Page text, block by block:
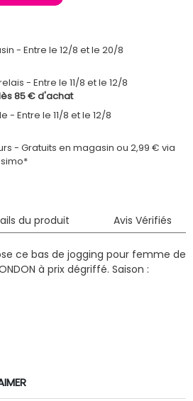
Entre le 12/8 et le 20/8
Entre le 11/8 et le 12/8
85 € d'achat
Entre le 11/8 et le 12/8
- Gratuits en magasin ou 2,99 € via
du produit Avis Vérifiés
ce bas de jogging pour femme de
à prix dégriffé. Saison :